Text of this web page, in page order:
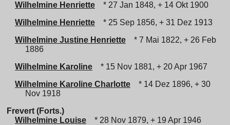
Wilhelmine Henriette
* 27 Jan 1848, + 14 Okt 1900
Wilhelmine Henriette
* 25 Sep 1856, + 31 Dez 1913
Wilhelmine Justine Henriette
* 7 Mai 1822, + 26 Feb
1886
Wilhelmine Karoline
* 15 Nov 1881, + 20 Apr 1967
Wilhelmine Karoline Charlotte
* 14 Dez 1896, + 30
Nov 1918
Frevert (Forts.)
Wilhelmine Louise
* 28 Nov 1879, + 19 Apr 1946